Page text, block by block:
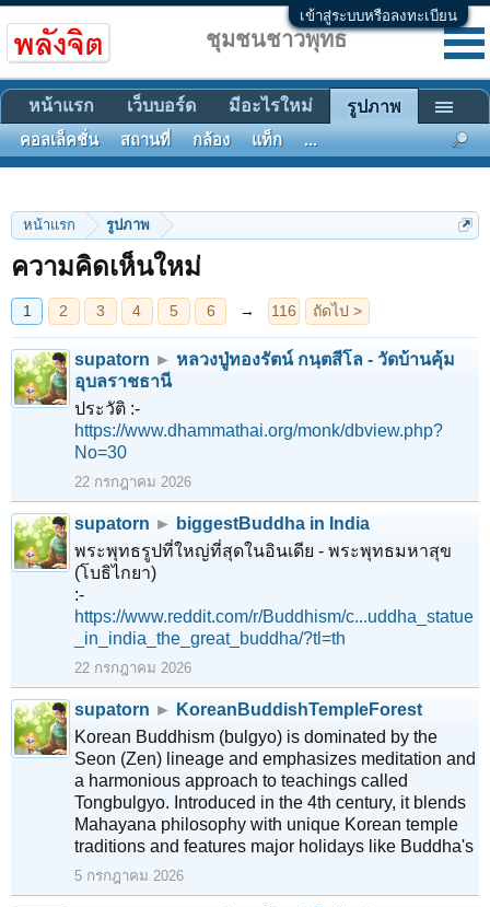
เข้าสู่ระบบหรือลงทะเบียน
หน้าแรก รูปภาพ
ความคิดเห็นใหม่
2 3 4 5 6 →
supatorn ► หลวงปู่ทองรัตน์ กนฺตสีโล - วัดบ้านคุ้ม
อุบลราชธานี
ประวัติ :-
https://www.dhammathai.org/monk/dbview.php?
No=30
22 กรกฎาคม 2026
supatorn ► biggestBuddha in India
พระพุทธรูปที่ใหญ่ที่สุดในอินเดีย - พระพุทธมหาสุข
(โบธิไกยา)
:-
https://www.reddit.com/r/Buddhism/c...uddha_statue
_in_india_the_great_buddha/?tl=th
22 กรกฎาคม 2026
supatorn ► KoreanBuddishTempleForest
Korean Buddhism (bulgyo) is dominated by the
Seon (Zen) lineage and emphasizes meditation and
a harmonious approach to teachings called
Tongbulgyo. Introduced in the 4th century, it blends
Mahayana philosophy with unique Korean temple
traditions and features major holidays like Buddha's
5 กรกฎาคม 2026
ชุมชนชาวพุทธ
หน้าแรก เว็บบอร์ด มีอะไรใหม่ รูปภาพ
คอลเล็คชั่น สถานที่ กล้อง แท็ก ...